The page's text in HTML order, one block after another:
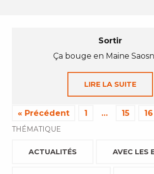
Sortir
Ça bouge en Maine
LIRE LA SUITE
« Précédent 1 … 15 16
THÉMATIQUE
ACTUALITÉS AVEC LES